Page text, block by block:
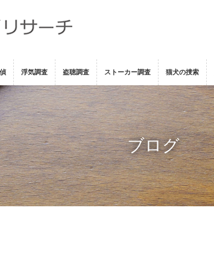
浮気調査 盗聴調査 ストーカー調査 猫犬の捜索
ブログ